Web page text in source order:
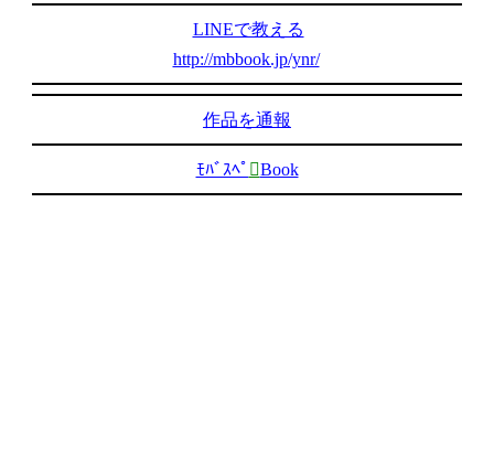
LINEで教える
http://mbbook.jp/ynr/
作品を通報
ﾓﾊﾞｽﾍﾟ Book